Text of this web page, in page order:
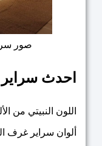
صور
احدث سراير
اللون النبيتي من
ألوان سراير غرف